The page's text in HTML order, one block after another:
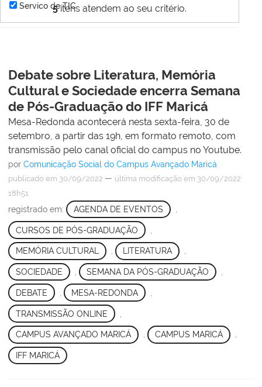
5itens atendem ao seu critério.
Servico de TIC
Debate sobre Literatura, Memória
Cultural e Sociedade encerra Semana
de Pós-Graduação do IFF Maricá
Mesa-Redonda acontecerá nesta sexta-feira, 30 de
setembro, a partir das 19h, em formato remoto, com
transmissão pelo canal oficial do campus no Youtube.
por Comunicação Social do Campus Avançado Maricá
publicado em 30/09/2022 — última modificação em 30/09/2022
18h51
registrado em: AGENDA DE EVENTOS
CURSOS DE PÓS-GRADUAÇÃO
MEMÓRIA CULTURAL , LITERATURA ,
SOCIEDADE SEMANA DA PÓS-GRADUAÇÃO
DEBATE MESA-REDONDA
TRANSMISSÃO ONLINE
CAMPUS AVANÇADO MARICÁ , CAMPUS MARICÁ ,
IFF MARICÁ